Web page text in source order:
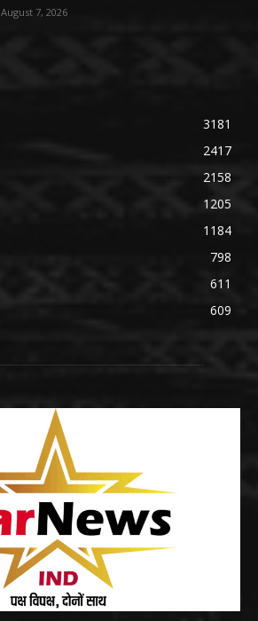
August 7, 2026
3181
2417
2158
1205
1184
798
611
609